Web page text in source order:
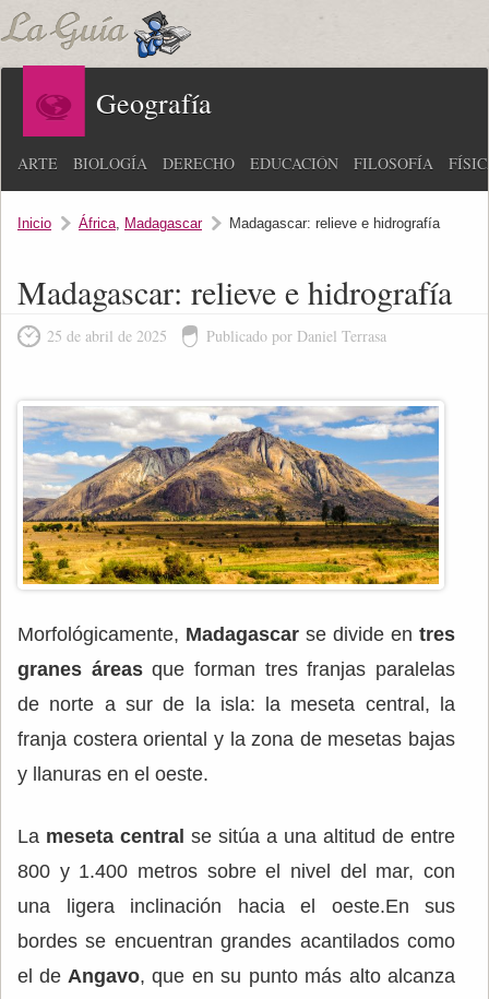
Geografía
ARTE BIOLOGÍA DERECHO EDUCACIÓN FILOSOFÍA
Inicio África, Madagascar Madagascar: relieve e hidrografía
Madagascar: relieve e hidrografía
25 de abril de 2025 Publicado por Daniel Terrasa
Morfológicamente, Madagascar se divide en tres
granes áreasque forman tres franjas paralelas
de norte a sur de la isla: la meseta central, la
franja costera oriental y la zona de mesetas bajas
y llanuras en el oeste.
La meseta central se sitúa a una altitud de entre
800 y 1.400 metros sobre el nivel del mar, con
una ligera inclinación hacia el oeste.En sus
bordes se encuentran grandes acantilados como
el de Angavo, que en su punto más alto alcanza